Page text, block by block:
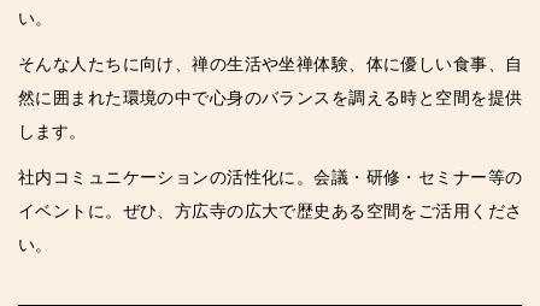
い。
そんな人たちに向け、禅の生活や坐禅体験、体に優しい食事、自
然に囲まれた環境の中で心身のバランスを調える時と空間を提供
します。
社内コミュニケーションの活性化に。会議・研修・セミナー等の
イベントに。ぜひ、方広寺の広大で歴史ある空間をご活用くださ
い。